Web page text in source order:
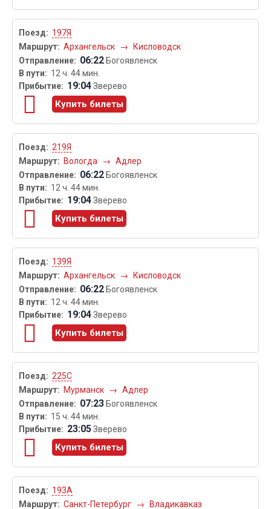
197Я
Архангельск
→ Кисловодск
06:22 Богоявленск
12 ч. 44 мин.
19:04Зверево
Купить билеты
219Я
Вологда
→ Адлер
06:22 Богоявленск
12 ч. 44 мин.
19:04Зверево
Купить билеты
139Я
Архангельск
→ Кисловодск
06:22 Богоявленск
12 ч. 44 мин.
19:04Зверево
Купить билеты
225С
Мурманск
→ Адлер
07:23 Богоявленск
15 ч. 44 мин.
23:05Зверево
Купить билеты
193А
Санкт-Петербург
→ Владикавказ